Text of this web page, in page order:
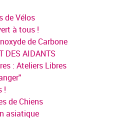
de Vélos
à tous !
de Carbone
DES AIDANTS
: Ateliers Libres
!
de Chiens
asiatique